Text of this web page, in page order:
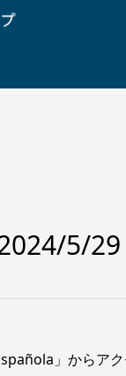
5/
」からアク